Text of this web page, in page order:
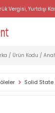
Vergisi, Yurtdışı
Solid State